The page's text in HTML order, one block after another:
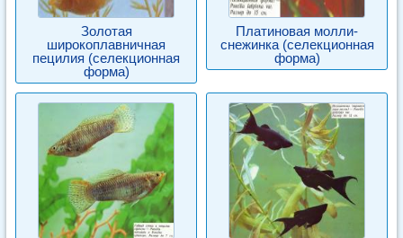
Золотая
широкоплавничная
пецилия (селекционная
форма)
Платиновая молли-
снежинка (селекционная
форма)